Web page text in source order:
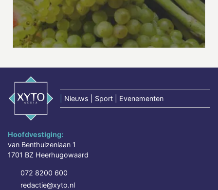
Nieuws | Sport | Evenementen
Hoofdvestiging:
van Benthuizenlaan 1
1701 BZ Heerhugowaard
072 8200 600
redactie@xyto.nl